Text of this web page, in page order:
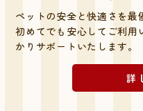
ペットの安全と快適さを最
初めてでも安心してご利用
かりサポートいたします。
詳